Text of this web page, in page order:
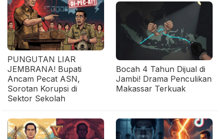
PUNGUTAN LIAR
JEMBRANA! Bupati
Ancam Pecat ASN,
Sorotan Korupsi di
Sektor Sekolah
Bocah 4 Tahun Dijual di
Jambi! Drama Penculikan
Makassar Terkuak